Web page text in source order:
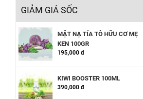
GIẢM GIÁ SỐC
MẶT NẠ TÍA TÔ HỮU CƠ MẸ
KEN 100GR
195,000 đ
KIWI BOOSTER 100ML
390,000 đ